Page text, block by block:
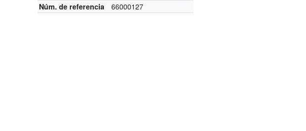
Núm. de referencia 66000127